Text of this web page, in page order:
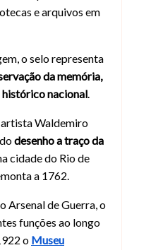
e arquivos em
o selo representa
da memória,
nacional.
artista Waldemiro
desenho a traço da
cidade do Rio de
a 1762.
Arsenal de Guerra, o
funções ao longo
o Museu